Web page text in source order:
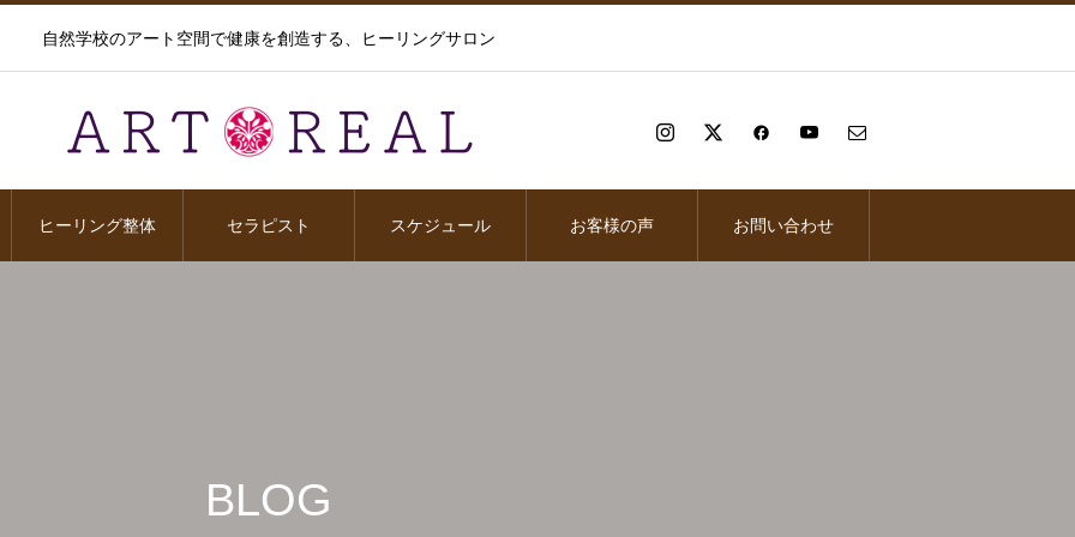
自然学校のアート空間で健康を創造する、ヒーリングサロン
ヒーリング整体 セラピスト スケジュール お客様の声 お問い合わせ
BLOG